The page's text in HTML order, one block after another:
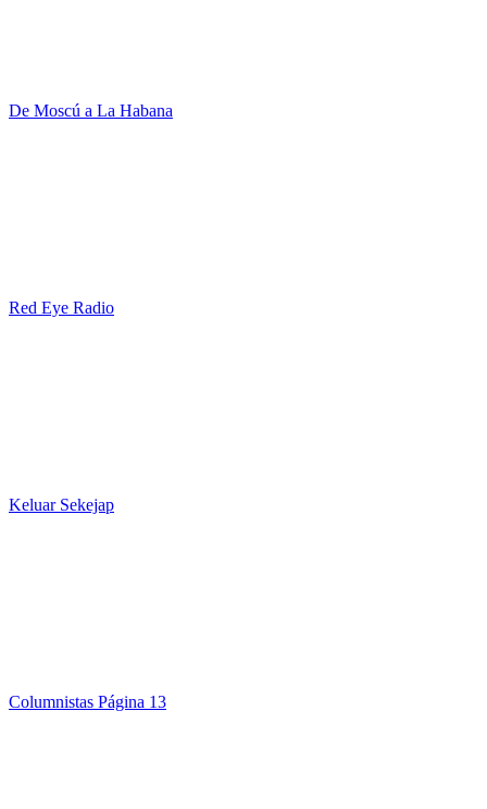
De Moscú a La Habana
Red Eye Radio
Keluar Sekejap
Columnistas Página 13